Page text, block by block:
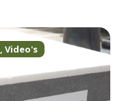
, Video's